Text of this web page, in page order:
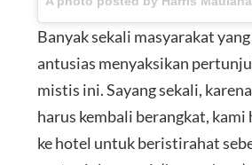
Banyak sekali masyarakat
antusias menyaksikan
mistis ini. Sayang sekali,
harus kembali berangkat, kami
ke hotel untuk beristirahat